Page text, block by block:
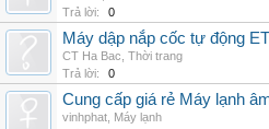
Trả lời:
0
Máy dập nắp cốc tự động
CT Ha Bac Thời trang
Trả lời:
0
Cung cấp giá rẻ Máy lạnh
vinhphat Máy lạnh